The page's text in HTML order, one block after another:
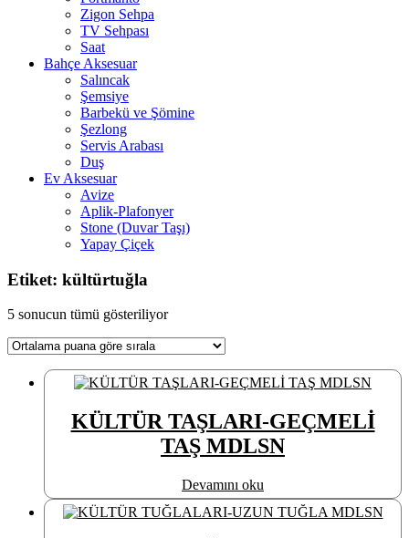
Zigon Sehpa
TV Sehpası
Saat
Bahçe Aksesuar
Salıncak
Şemsiye
Barbekü ve Şömine
Şezlong
Servis Arabası
Duş
Ev Aksesuar
Avize
Aplik-Plafonyer
Stone (Duvar Taşı)
Yapay Çiçek
Etiket: kültürtuğla
5 sonucun tümü gösteriliyorEn
göre
sıralandı
KÜLTÜR TAŞLARI-GEÇMELİ
TAŞ MDLSN
Devamını oku